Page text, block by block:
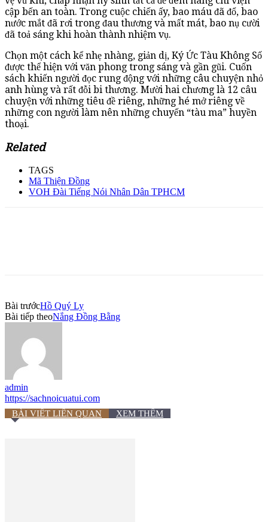
cập bến an toàn. Trong cuộc chiến ấy, bao máu đã đổ, bao
nước mắt đã rơi trong đau thương và mất mát, bao nụ cười
đã toả sáng khi hoàn thành nhiệm vụ.
Chọn một cách kể nhẹ nhàng, giản dị, Ký Ức Tàu Không Số
được thể hiện với văn phong trong sáng và gần gũi. Cuốn
sách khiến người đọc rung động với những câu chuyện nhỏ
anh hùng và rất đỗi bi thương. Mười hai chương là 12 câu
chuyện với những tiêu đề riêng, những hé mở riêng về
những con người làm nên những chuyến “tàu ma” huyền
thoại.
Related
TAGS
Mã Thiện Đồng
VOH Đài Tiếng Nói Nhân Dân TPHCM
Bài trướcHồ Quý Ly
Bài tiếp theoNắng Đồng Bằng
admin
https://sachnoicuatui.com
BÀI VIẾT LIÊN QUAN XEM THÊM